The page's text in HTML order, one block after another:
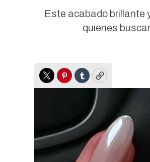
Este acabado brillante
quienes
TwitterPinterest
TumblrCopy